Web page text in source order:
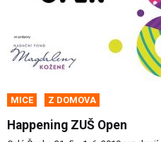
MICE Z DOMOVA
Happening ZUŠ Open